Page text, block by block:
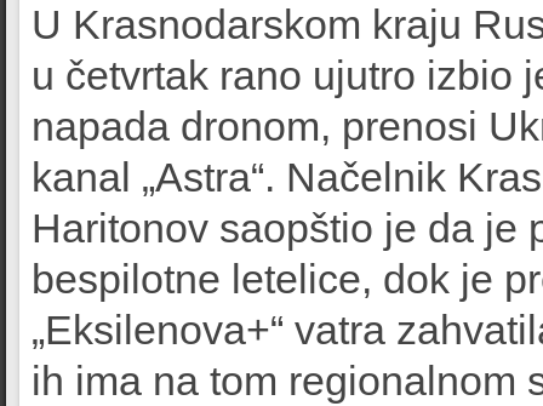
U Krasnodarskom kraju
u četvrtak rano ujutro izbio
napada dronom, prenosi
kanal „Astra“. Načelnik
Haritonov saopštio je da je
bespilotne letelice, dok je
„Eksilenova+“ vatra
ih ima na tom regionalnom